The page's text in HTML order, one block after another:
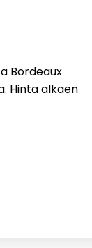
Bordeaux
Hinta alkaen